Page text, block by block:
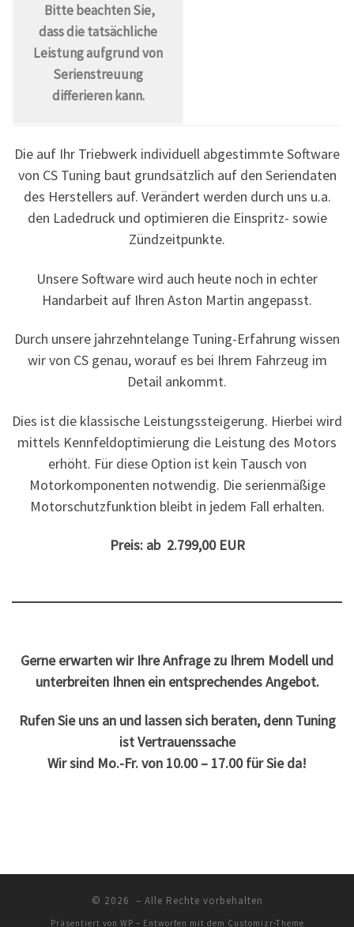
Bitte beachten Sie,
dass die tatsächliche
Leistung aufgrund von
Serienstreuung
differieren kann.
Die auf Ihr Triebwerk individuell abgestimmte Software
von CS Tuning baut grundsätzlich auf den Seriendaten
des Herstellers auf. Verändert werden durch uns u.a.
den Ladedruck und optimieren die Einspritz- sowie
Zündzeitpunkte.
Unsere Software wird auch heute noch in echter
Handarbeit auf Ihren Aston Martin angepasst.
Durch unsere jahrzehntelange Tuning-Erfahrung wissen
wir von CS genau, worauf es bei Ihrem Fahrzeug im
Detail ankommt.
Dies ist die klassische Leistungssteigerung. Hierbei wird
mittels Kennfeldoptimierung die Leistung des Motors
erhöht. Für diese Option ist kein Tausch von
Motorkomponenten notwendig. Die serienmäßige
Motorschutzfunktion bleibt in jedem Fall erhalten.
Preis: ab 2.799,00 EUR
Gerne erwarten wir Ihre Anfrage zu Ihrem Modell und
unterbreiten Ihnen ein entsprechendes Angebot.
Rufen Sie uns an und lassen sich beraten, denn Tuning
ist Vertrauenssache
Wir sind Mo.-Fr. von 10.00 – 17.00 für Sie da!
© 2026 – Alle Rechte vorbehalten
Präsentiert von WP – Entworfen mit dem Customizr-Theme